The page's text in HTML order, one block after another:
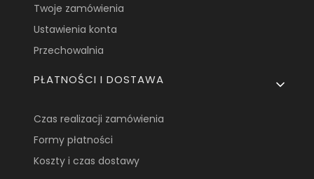
Twoje zamówienia
Ustawienia konta
Przechowalnia
PŁATNOŚCI I DOSTAWA
Czas realizacji zamówienia
Formy płatności
Koszty i czas dostawy